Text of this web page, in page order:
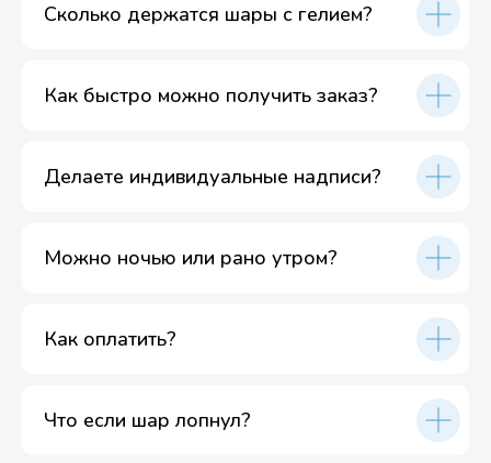
Сколько держатся шары с гелием?
Как быстро можно получить заказ?
Делаете индивидуальные надписи?
Можно ночью или рано утром?
Как оплатить?
Что если шар лопнул?